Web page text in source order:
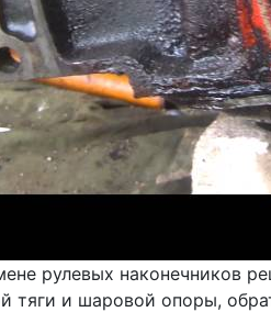
рулевых наконечников
тяги и шаровой опоры,